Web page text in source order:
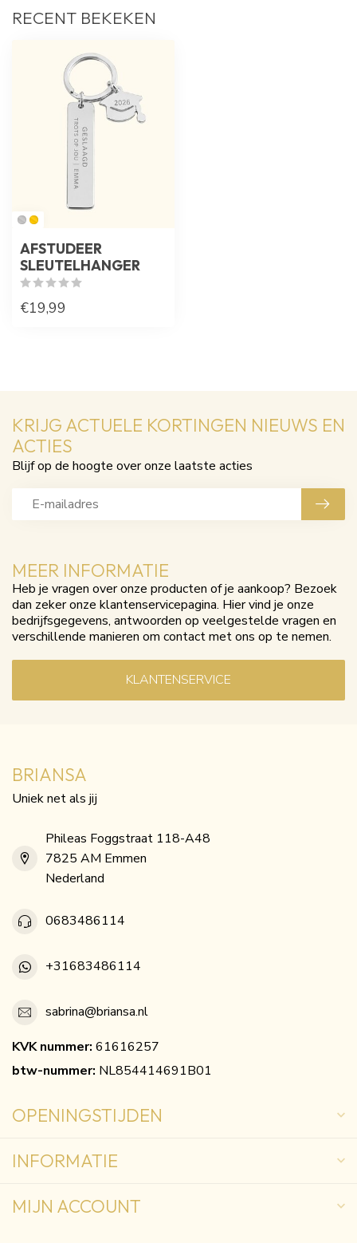
RECENT BEKEKEN
AFSTUDEER
SLEUTELHANGER
€19,99
MEER INFORMATIE
Heb je vragen over onze producten of je aankoop? Bezoek
dan zeker onze klantenservicepagina. Hier vind je onze
bedrijfsgegevens, antwoorden op veelgestelde vragen en
verschillende manieren om contact met ons op te nemen.
KLANTENSERVICE
KRIJG ACTUELE KORTINGEN NIEUWS EN
ACTIES
Blijf op de hoogte over onze laatste acties
BRIANSA
Uniek net als jij
Phileas Foggstraat 118-A48
7825 AM Emmen
Nederland
0683486114
+31683486114
sabrina@briansa.nl
KVK nummer: 61616257
btw-nummer: NL854414691B01
OPENINGSTIJDEN
INFORMATIE
MIJN ACCOUNT